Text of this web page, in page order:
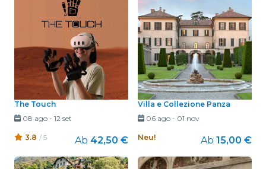
The Touch
08 ago- 12 set
3.8 / 5 Ab 42,50 €
Villa e Collezione Panza
06 ago- 01 nov
Neu! Ab 15,00 €